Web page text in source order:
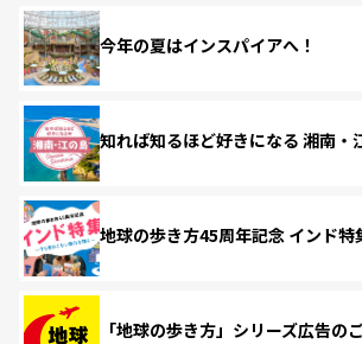
今年の夏はインスパイアへ！
知れば知るほど好きになる 湘南・
地球の歩き方45周年記念 インド特
「地球の歩き方」シリーズ広告の